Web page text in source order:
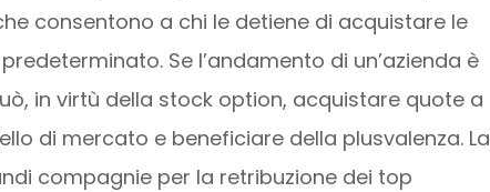
consentono a chi le detiene di acquistare le
Se l’andamento di un’azienda è
in virtù della stock option, acquistare quote a
di mercato e beneficiare della plusvalenza. La
compagnie per la retribuzione dei top